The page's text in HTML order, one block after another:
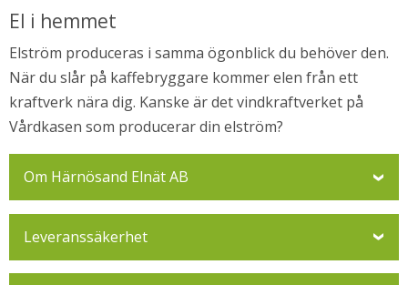
El i hemmet
Elström produceras i samma ögonblick du behöver den.
När du slår på kaffebryggare kommer elen från ett
kraftverk nära dig. Kanske är det vindkraftverket på
Vårdkasen som producerar din elström?
Om Härnösand Elnät AB
Leveranssäkerhet